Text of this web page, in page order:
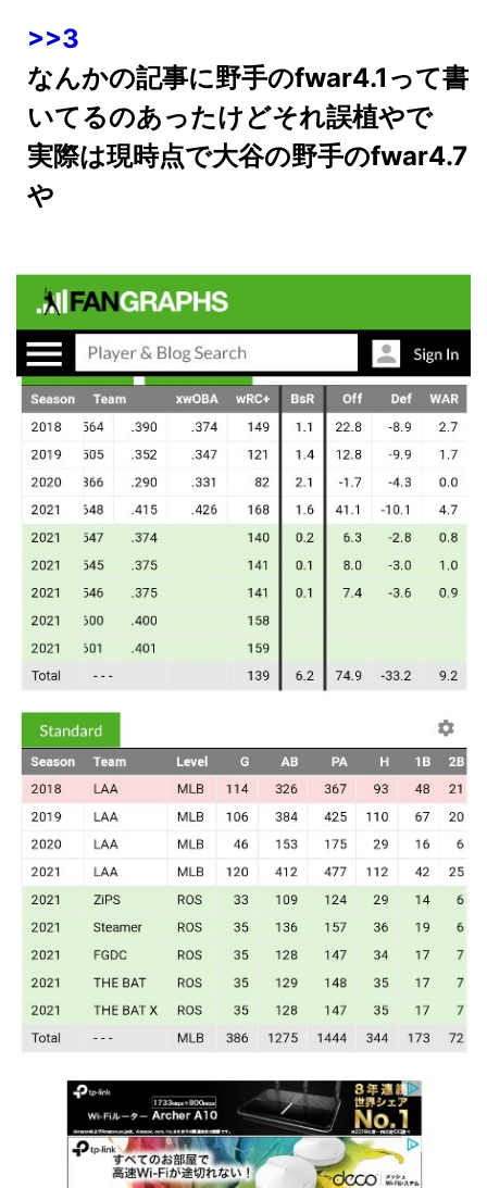
>>3
なんかの記事に野手のfwar4.1って書
いてるのあったけどそれ誤植やで
実際は現時点で大谷の野手のfwar4.7
や